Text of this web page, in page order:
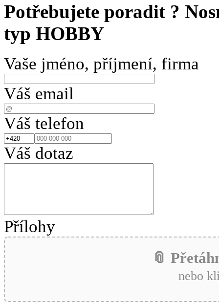
Potřebujete poradit ?
typ HOBBY
Vaše jméno, příjmení, firma
Váš email
Váš telefon
Váš dotaz
Přílohy
📎
nebo